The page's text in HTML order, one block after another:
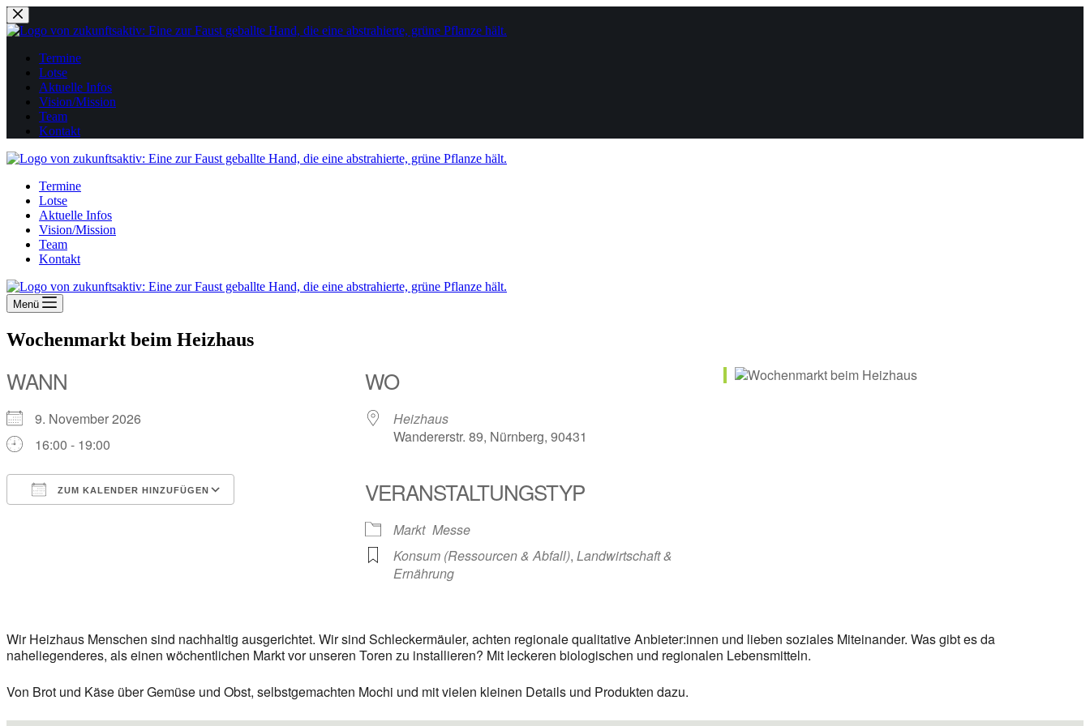
Zum
Inhalt
springen
Termine
Lotse
Aktuelle Infos
Vision/Mission
Team
Kontakt
Termine
Lotse
Aktuelle Infos
Vision/Mission
Team
Kontakt
Menü
Wochenmarkt beim Heizhaus
WANN
9. November 2026
16:00 - 19:00
ZUM KALENDER HINZUFÜGEN
WO
Heizhaus
Wandererstr. 89, Nürnberg, 90431
VERANSTALTUNGSTYP
Markt Messe
Konsum (Ressourcen & Abfall), Landwirtschaft &
Ernährung
Wir Heizhaus Menschen sind nachhaltig ausgerichtet. Wir sind Schleckermäuler, achten regionale qualitative Anbieter:innen und lieben soziales Miteinander. Was gibt es da
naheliegenderes, als einen wöchentlichen Markt vor unseren Toren zu installieren? Mit leckeren biologischen und regionalen Lebensmitteln.
Von Brot und Käse über Gemüse und Obst, selbstgemachten Mochi und mit vielen kleinen Details und Produkten dazu.